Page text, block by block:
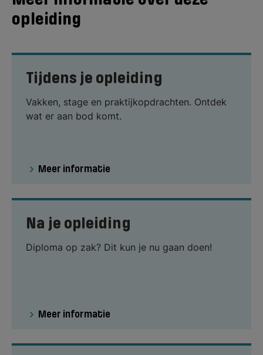
opleiding
Tijdens je opleiding
Vakken, stage en praktijkopdrachten. Ontdek
wat er aan bod komt.
Meer informatie
Na je opleiding
Diploma op zak? Dit kun je nu gaan doen!
Meer informatie